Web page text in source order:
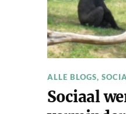
ALLE BLOGS,
Sociaal